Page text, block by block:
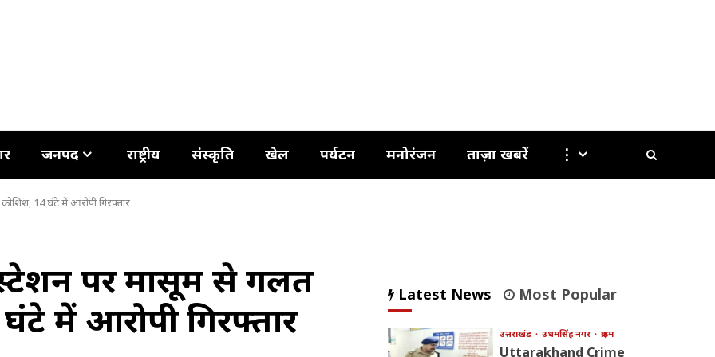
जनपद राष्ट्रीय संस्कृति खेल पर्यटन मनोरंजन ताज़ा खबरें ⋮
14 घंटे में आरोपी गिरफ्तार
स्टेशन पर मासूम से गलत
में आरोपी गिरफ्तार
Latest News Most Popular
उत्तराखंड उधमसिंह नगर क्राइम
Uttarakhand Crime